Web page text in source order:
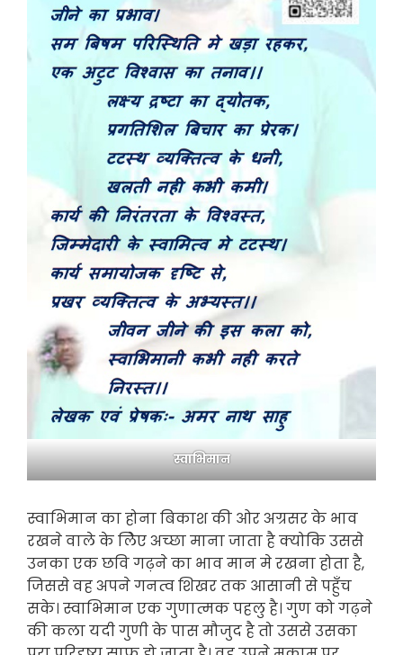
स्वाभिमान
स्वाभिमान का होना बिकाश की ओर अग्रसर के भाव
रखने वाले के लिेए अच्छा माना जाता है क्योकि उससे
उनका एक छवि गढ़ने का भाव मान मे रखना होता है,
जिससे वह अपने गनत्व शिखर तक आसानी से पहुँच
सके। स्वाभिमान एक गुणात्मक पहलु है। गुण को गढ़ने
की कला यदी गुणी के पास मौजुद है तो उससे उसका